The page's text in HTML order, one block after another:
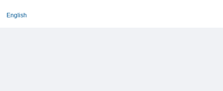
English